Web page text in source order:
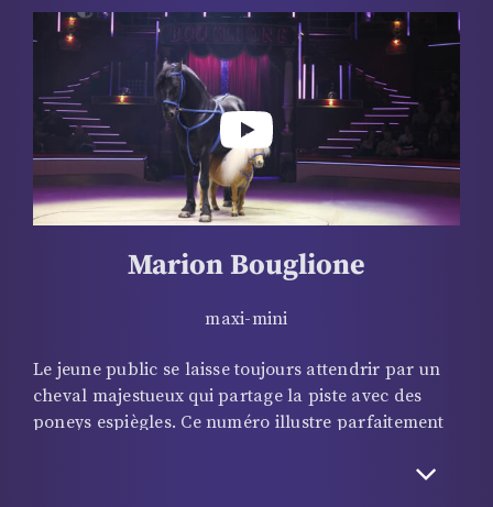
technicité parfaite et son énergie débordante. En
2019, le festival international du cirque de monte
Carlo lui a décerné le prix spécial « Académie du
cirque d’État de Kiev »
Marion Bouglione
maxi-mini
Le jeune public se laisse toujours attendrir par un
cheval majestueux qui partage la piste avec des
poneys espiègles. Ce numéro illustre parfaitement